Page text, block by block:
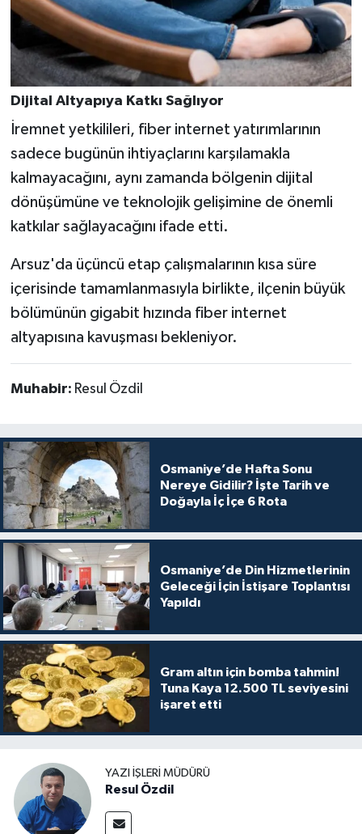
Dijital Altyapıya Katkı Sağlıyor
İremnet yetkilileri, fiber internet yatırımlarının
sadece bugünün ihtiyaçlarını karşılamakla
kalmayacağını, aynı zamanda bölgenin dijital
dönüşümüne ve teknolojik gelişimine de önemli
katkılar sağlayacağını ifade etti.
Arsuz'da üçüncü etap çalışmalarının kısa süre
içerisinde tamamlanmasıyla birlikte, ilçenin büyük
bölümünün gigabit hızında fiber internet
altyapısına kavuşması bekleniyor.
Muhabir: Resul Özdil
Osmaniye’de Hafta Sonu
Nereye Gidilir? İşte Tarih ve
Doğayla İç İçe 6 Rota
Osmaniye’de Din Hizmetlerinin
Geleceği İçin İstişare Toplantısı
Yapıldı
Gram altın için bomba tahmin!
Tuna Kaya 12.500 TL seviyesini
işaret etti
YAZI İŞLERI MÜDÜRÜ
Resul Özdil